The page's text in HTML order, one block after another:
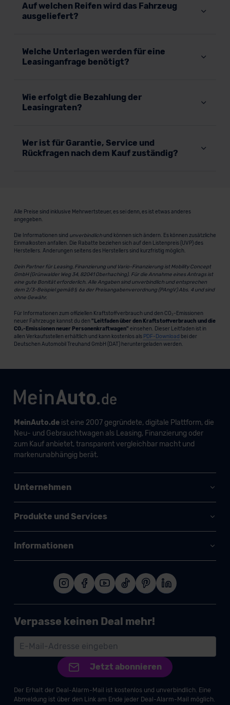
Auf welchen Reifen wird das Fahrzeug
ausgeliefert?
Welche Unterlagen werden für eine
Leasinganfrage benötigt?
Wie erfolgt die Bezahlung der
Leasingraten?
Wer ist für Garantie, Service und
Rückfragen nach dem Kauf zuständig?
Alle Preise sind inklusive Mehrwertsteuer, es sei denn, es ist etwas anderes
angegeben.
Die Informationen sind unverbindlichund können sich ändern. Es können zusätzliche
Einmalkosten anfallen. Die Rabatte beziehen sich auf den Listenpreis (UVP) des
Herstellers. Änderungen seitens des Herstellers sind kurzfristig möglich.
Dein Partner für Leasing, Finanzierung und Vario-Finanzierung ist Mobility Concept
GmbH (Grünwalder Weg 34, 82041 Oberhaching). Für die Annahme eines Antrags ist
eine gute Bonität erforderlich. Alle Angaben sind unverbindlich und entsprechen
dem 2/3-Beispiel gemäß § 6a der Preisangabenverordnung (PAngV) Abs. 4 und sind
ohne Gewähr.
Für Informationen zum offiziellen Kraftstoffverbrauch und den CO₂-Emissionen
neuer Fahrzeuge kannst du den "Leitfaden über den Kraftstoffverbrauch und die
CO₂-Emissionen neuer Personenkraftwagen" einsehen. Dieser Leitfaden ist in
allen Verkaufsstellen erhältlich und kann kostenlos als PDF-Download bei der
Deutschen Automobil Treuhand GmbH (DAT) heruntergeladen werden.
MeinAuto.deist eine 2007 gegründete, digitale Plattform, die
Neu- und Gebrauchtwagen als Leasing, Finanzierung oder
zum Kauf anbietet, transparent vergleichbar macht und
markenunabhängig berät.
Unternehmen
Produkte und Services
Informationen
Verpasse keinen Deal mehr!
Jetzt abonnieren
Der Erhalt der Deal-Alarm-Mail ist kostenlos und unverbindlich. Eine
Abmeldung ist über den Link am Ende jeder Deal-Alarm-Mail möglich.